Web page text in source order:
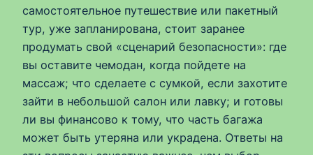
самостоятельное путешествие или пакетный
тур, уже запланирована, стоит заранее
продумать свой «сценарий безопасности»: где
вы оставите чемодан, когда пойдете на
массаж; что сделаете с сумкой, если захотите
зайти в небольшой салон или лавку; и готовы
ли вы финансово к тому, что часть багажа
может быть утеряна или украдена. Ответы на